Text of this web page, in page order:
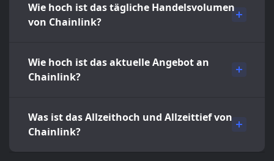
Wie hoch ist das tägliche Handelsvolumen
von Chainlink?
Wie hoch ist das aktuelle Angebot an
Chainlink?
Was ist das Allzeithoch und Allzeittief von
Chainlink?